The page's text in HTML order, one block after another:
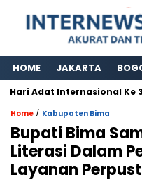
HOME JAKARTA
Internasional Ke 39
Home / Kabupaten Bima
Bupati Bima
Literasi Dalam
Layanan